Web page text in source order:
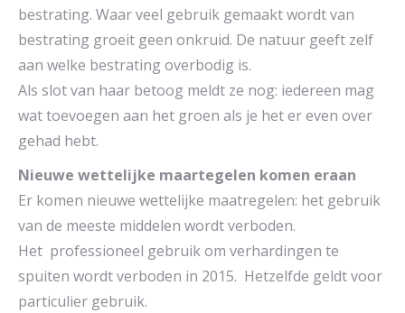
bestrating. Waar veel gebruik gemaakt wordt van
bestrating groeit geen onkruid. De natuur geeft zelf
aan welke bestrating overbodig is.
Als slot van haar betoog meldt ze nog: iedereen mag
wat toevoegen aan het groen als je het er even over
gehad hebt.
Nieuwe wettelijke maartegelen komen eraan
Er komen nieuwe wettelijke maatregelen: het gebruik
van de meeste middelen wordt verboden.
Het professioneel gebruik om verhardingen te
spuiten wordt verboden in 2015. Hetzelfde geldt voor
particulier gebruik.